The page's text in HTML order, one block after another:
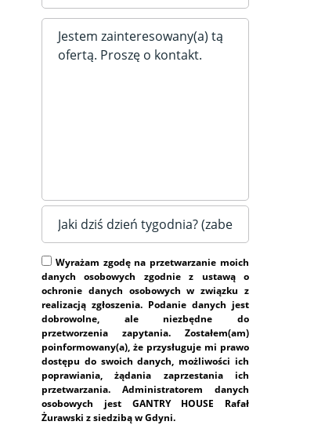
Wyrażam zgodę na przetwarzanie moich
danych osobowych zgodnie z ustawą o
ochronie danych osobowych w związku z
realizacją zgłoszenia. Podanie danych jest
dobrowolne, ale niezbędne do
przetworzenia zapytania. Zostałem(am)
poinformowany(a), że przysługuje mi prawo
dostępu do swoich danych, możliwości ich
poprawiania, żądania zaprzestania ich
przetwarzania. Administratorem danych
osobowych jest GANTRY HOUSE Rafał
Żurawski z siedzibą w Gdyni.